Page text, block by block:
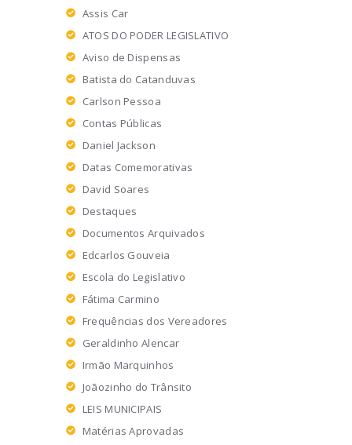
Assis Car
ATOS DO PODER LEGISLATIVO
Aviso de Dispensas
Batista do Catanduvas
Carlson Pessoa
Contas Públicas
Daniel Jackson
Datas Comemorativas
David Soares
Destaques
Documentos Arquivados
Edcarlos Gouveia
Escola do Legislativo
Fátima Carmino
Frequências dos Vereadores
Geraldinho Alencar
Irmão Marquinhos
Joãozinho do Trânsito
LEIS MUNICIPAIS
Matérias Aprovadas